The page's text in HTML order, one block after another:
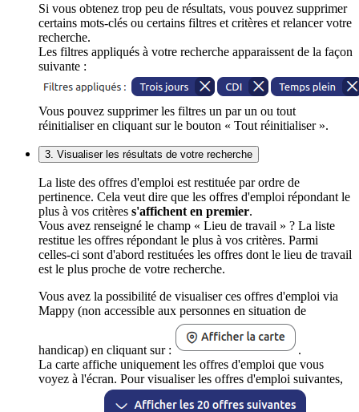
Si vous obtenez trop peu de résultats, vous pouvez supprimer
certains mots-clés ou certains filtres et critères et relancer votre
recherche.
Les filtres appliqués à votre recherche apparaissent de la façon
suivante :
Vous pouvez supprimer les filtres un par un ou tout
réinitialiser en cliquant sur le bouton « Tout réinitialiser ».
3. Visualiser les résultats de votre recherche
La liste des offres d'emploi est restituée par ordre de
pertinence. Cela veut dire que les offres d'emploi répondant le
plus à vos critères s'affichent en premier.
Vous avez renseigné le champ « Lieu de travail » ? La liste
restitue les offres répondant le plus à vos critères. Parmi
celles-ci sont d'abord restituées les offres dont le lieu de travail
est le plus proche de votre recherche.
Vous avez la possibilité de visualiser ces offres d'emploi via
Mappy (non accessible aux personnes en situation de
handicap) en cliquant sur :
.
La carte affiche uniquement les offres d'emploi que vous
voyez à l'écran. Pour visualiser les offres d'emploi suivantes,